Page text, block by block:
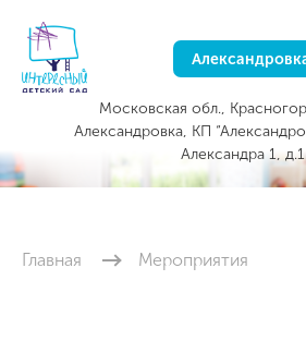
Московская обл.,
Александровка, КП
Александра 1,
Главная Мероприятия